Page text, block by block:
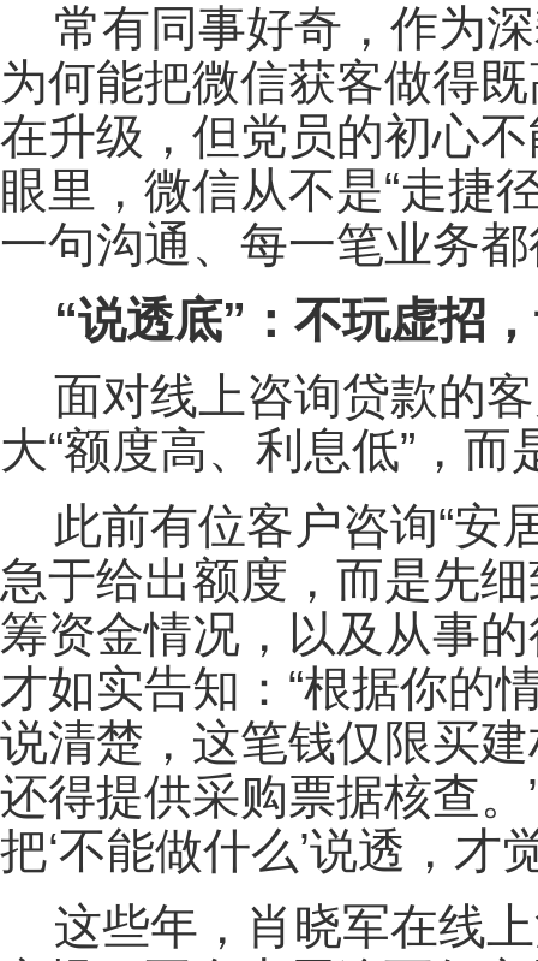
常有同事好奇，作为
为何能把微信获客做得
在升级，但党员的初心不
眼里，微信从不是“走捷
一句沟通、每一笔业务
“说透底”：不玩虚招
面对线上咨询贷款的
大“额度高、利息低”，
此前有位客户咨询“安
急于给出额度，而是先
筹资金情况，以及从事
才如实告知：“根据你的
说清楚，这笔钱仅限买
还得提供采购票据核查
把‘不能做什么’说透，才
这些年，肖晓军在线